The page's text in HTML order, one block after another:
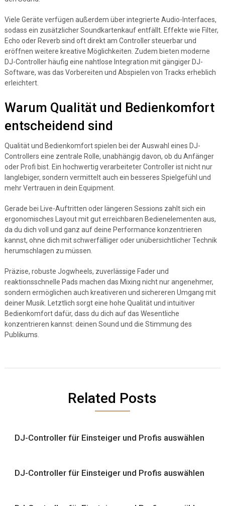
Viele Geräte verfügen außerdem über integrierte Audio-Interfaces,
sodass ein zusätzlicher Soundkartenkauf entfällt. Effekte wie Filter,
Echo oder Reverb sind oft direkt am Controller steuerbar und
eröffnen weitere kreative Möglichkeiten. Zudem bieten moderne
DJ-Controller häufig eine nahtlose Integration mit gängiger DJ-
Software, was das Vorbereiten und Abspielen von Tracks erheblich
erleichtert.
Warum Qualität und Bedienkomfort
entscheidend sind
Qualität und Bedienkomfort spielen bei der Auswahl eines DJ-
Controllers eine zentrale Rolle, unabhängig davon, ob du Anfänger
oder Profi bist. Ein hochwertig verarbeiteter Controller ist nicht nur
langlebiger, sondern vermittelt auch ein besseres Spielgefühl und
mehr Vertrauen in dein Equipment.
Gerade bei Live-Auftritten oder längeren Sessions zahlt sich ein
ergonomisches Layout mit gut erreichbaren Bedienelementen aus,
da du dich voll und ganz auf deine Performance konzentrieren
kannst, ohne dich mit schwerfälliger oder unübersichtlicher Technik
herumschlagen zu müssen.
Präzise, robuste Jogwheels, zuverlässige Fader und
reaktionsschnelle Pads machen das Mixing nicht nur angenehmer,
sondern ermöglichen auch kreativeren und sichereren Umgang mit
deiner Musik. Letztlich sorgt eine hohe Qualität und intuitiver
Bedienkomfort dafür, dass du dich auf das Wesentliche
konzentrieren kannst: deinen Sound und die Stimmung des
Publikums.
Related Posts
DJ-Controller für Einsteiger und Profis auswählen
DJ-Controller für Einsteiger und Profis auswählen